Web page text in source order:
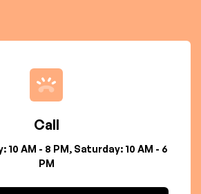
Call
10 AM - 8 PM, Saturday: 10 AM - 6
PM